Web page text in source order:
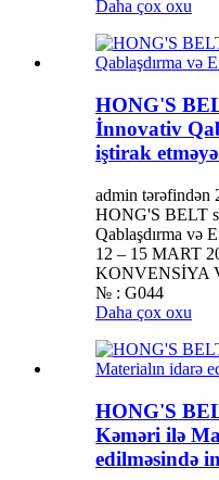
Daha çox oxu
HONG'S
İnnovativ
iştirak
admin tərəfindən
HONG'S BELT
Qablaşdırma və
12 – 15 MART
KONVENSİYA
№ : G044
Daha çox oxu
HONG'S
Kəməri ilə
edilməsində